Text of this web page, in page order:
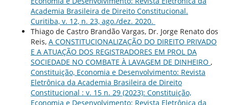
Academia Brasileira de Direito Constitucional.
Curitiba, v. 12, n. 23, ago./dez. 2020.
Thiago de Castro Brandão Vargas, Dr. Jorge Renato dos
Reis, A CONSTITUCIONALIZAÇÃO DO DIREITO PRIVADO
E A ATUAÇÃO DOS REGISTRADORES EM PROL DA
SOCIEDADE NO COMBATE À LAVAGEM DE DINHEIRO ,
Constituição, Economia e Desenvolvimento: Revista
Eletrônica da Academia Brasileira de Direito
Constitucional : v. 15 n. 29 (2023): Constituição,
Economia e Desenvolvimento: Revista Eletrônica da